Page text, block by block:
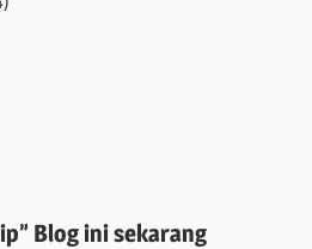
Blog ini sekarang